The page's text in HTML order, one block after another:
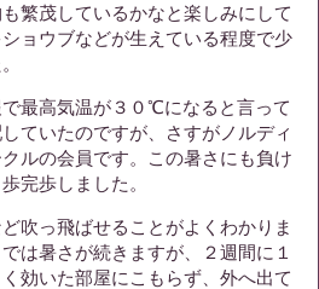
繁茂しているかなと楽しみにして
ョウブなどが生えている程度で少
最高気温が３０℃になると言って
ていたのですが、さすがノルディ
ルの会員です。この暑さにも負け
完歩しました。
吹っ飛ばせることがよくわかりま
は暑さが続きますが、２週間に１
効いた部屋にこもらず、外へ出て